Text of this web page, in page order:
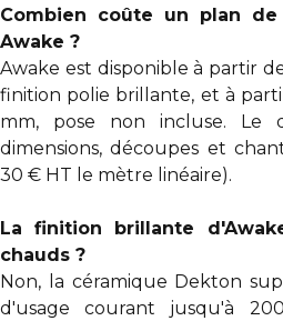
Combien coûte un plan
Awake ?
Awake est disponible à partir
finition polie brillante, et à
mm, pose non incluse. Le
dimensions, découpes et
30 € HT le mètre linéaire).
La finition brillante
chauds ?
Non, la céramique Dekton
d'usage courant jusqu'à